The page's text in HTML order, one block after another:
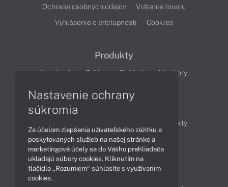
Ochrana osobných údajov
Vrátenie tovaru
Vyhlásenie o prístupnosti
Cookies
Produkty
Notebooky Tablety Počítače Monitory
Produkty
Technológie
Videá
Obsah
Nastavenie ochrany
súkromia
Za účelom zlepšenia užívateľského zážitku a
poskytovaných služieb na našej stránke a
marketingové účely sa do Vášho prehliadača
ukladajú súbory cookies. Kliknutím na
tlačidlo „Rozumiem“ súhlasíte s využívaním
cookies.